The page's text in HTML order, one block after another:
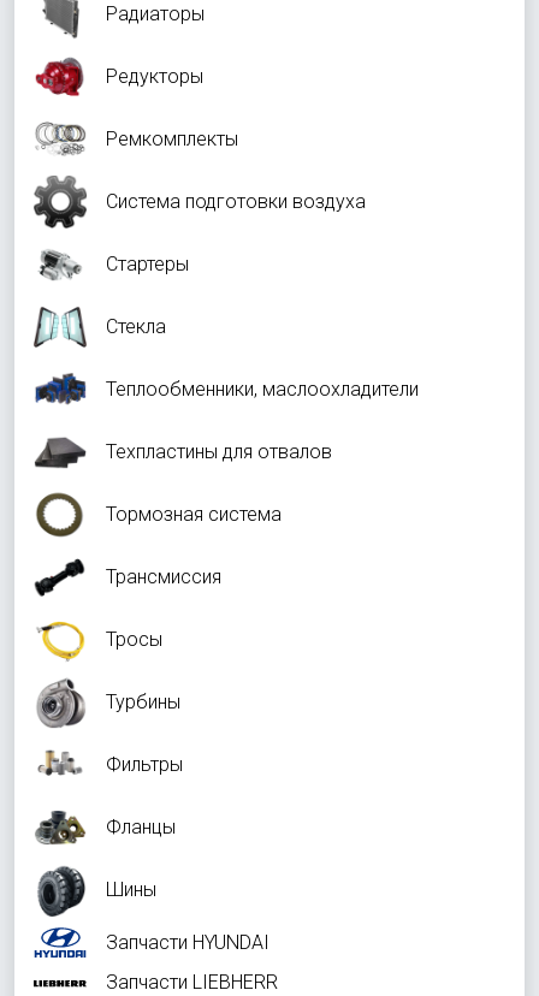
Радиаторы
Редукторы
Ремкомплекты
Система подготовки воздуха
Стартеры
Стекла
Теплообменники, маслоохладители
Техпластины для отвалов
Тормозная система
Трансмиссия
Тросы
Турбины
Фильтры
Фланцы
Шины
Запчасти HYUNDAI
Запчасти LIEBHERR